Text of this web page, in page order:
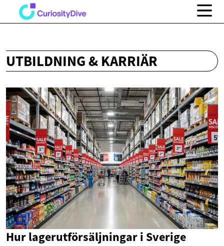
UTBILDNING & KARRIÄR
Hur lagerutförsäljningar i Sverige